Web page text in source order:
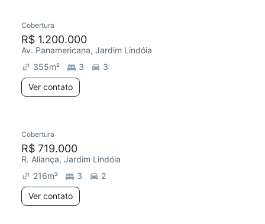
Cobertura
R$ 1.200.000
Av. Panamericana, Jardim Lindóia
355m² 3
3
Ver contato
Cobertura
R$ 719.000
R. Aliança, Jardim Lindóia
216m² 3
2
Ver contato